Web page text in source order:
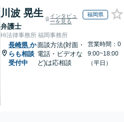
川波 晃生
弁護士
インタビュ
ーを見る
福岡県
Hi法律事務所 福岡事務所
長崎県 か
らも相談
受付中
面談方法(対面・
電話・ビデオな
ど)は応相談
営業時間：0
9:00~18:00
（平日）